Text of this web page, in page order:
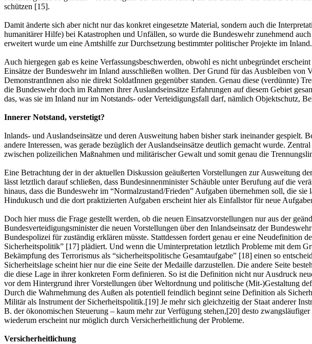
schützen [15].
Damit änderte sich aber nicht nur das konkret eingesetzte Material, sondern auch die
humanitärer Hilfe) bei Katastrophen und Unfällen, so wurde die Bundeswehr zunehmend
erweitert wurde um eine Amtshilfe zur Durchsetzung bestimmter politischer Projekte im Inland.
Auch hiergegen gab es keine Verfassungsbeschwerden, obwohl es nicht unbegründet
Einsätze der Bundeswehr im Inland ausschließen wollten. Der Grund für das Ausbleiben von
DemonstrantInnen also nie direkt SoldatInnen gegenüber standen. Genau diese (verdünnte)
die Bundeswehr doch im Rahmen ihrer Auslandseinsätze Erfahrungen auf diesem Gebiet
das, was sie im Inland nur im Notstands- oder Verteidigungsfall darf, nämlich Objektschutz,
Innerer Notstand, verstetigt?
Inlands- und Auslandseinsätze und deren Ausweitung haben bisher stark ineinander
andere Interessen, was gerade bezüglich der Auslandseinsätze deutlich gemacht wurde.
zwischen polizeilichen Maßnahmen und militärischer Gewalt und somit genau die
Eine Betrachtung der in der aktuellen Diskussion geäußerten Vorstellungen zur Ausweitung
lässt letztlich darauf schließen, dass Bundesinnenminister Schäuble unter Berufung auf die
hinaus, dass die Bundeswehr im “Normalzustand/Frieden” Aufgaben übernehmen soll, die
Hindukusch und die dort praktizierten Aufgaben erscheint hier als Einfallstor für neue
Doch hier muss die Frage gestellt werden, ob die neuen Einsatzvorstellungen nur aus der
Bundesverteidigungsminister die neuen Vorstellungen über den Inlandseinsatz der
Bundespolizei für zuständig erklären müsste. Stattdessen fordert genau er eine
Sicherheitspolitik” [17] plädiert. Und wenn die Uminterpretation letztlich Probleme mit dem
Bekämpfung des Terrorismus als “sicherheitspolitische Gesamtaufgabe” [18] einen so
Sicherheitslage scheint hier nur die eine Seite der Medaille darzustellen. Die andere Seite
die diese Lage in ihrer konkreten Form definieren. So ist die Definition nicht nur Ausdruck
vor dem Hintergrund ihrer Vorstellungen über Weltordnung und politische (Mit-)Gestaltung
Durch die Wahrnehmung des Außen als potentiell feindlich beginnt seine Definition als
Militär als Instrument der Sicherheitspolitik.[19] Je mehr sich gleichzeitig der Staat anderer
B. der ökonomischen Steuerung – kaum mehr zur Verfügung stehen,[20] desto
wiederum erscheint nur möglich durch Versicherheitlichung der Probleme.
Versicherheitlichung